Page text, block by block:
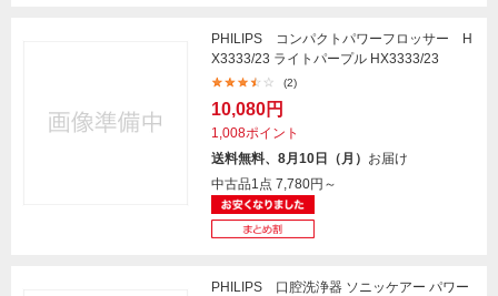
PHILIPS コンパクトパワーフロッサー H
X3333/23 ライトパープル HX3333/23
(2)
10,080円
1,008ポイント
送料無料、8月10日（月） お届け
中古品1点 7,780円～
PHILIPS 口腔洗浄器 ソニッケアー パワー